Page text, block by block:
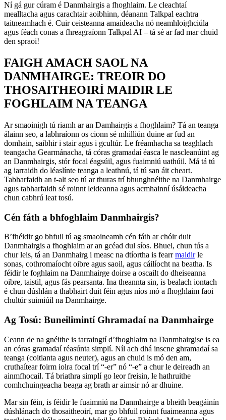
Ní gá gur cúram é Danmhairgis a fhoghlaim. Le cleachtaí
mealltacha agus carachtair aoibhinn, déanann Talkpal eachtra
taitneamhach é. Cuir ceisteanna amaideacha nó neamhloighciúla
agus féach conas a fhreagraíonn Talkpal AI – tá sé ar fad mar chuid
den spraoi!
FAIGH AMACH SAOL NA
DANMHAIRGE: TREOIR DO
THOSAITHEOIRÍ MAIDIR LE
FOGHLAIM NA TEANGA
Ar smaoinigh tú riamh ar an Damhairgis a fhoghlaim? Tá an teanga
álainn seo, a labhraíonn os cionn sé mhilliún duine ar fud an
domhain, saibhir i stair agus i gcultúr. Le fréamhacha sa teaghlach
teangacha Gearmánacha, tá córas gramadaí éasca le nascleanúint ag
an Danmhairgis, stór focal éagsúil, agus fuaimniú uathúil. Má tá tú
ag iarraidh do léaslínte teanga a leathnú, tá tú san áit cheart.
Tabharfaidh an t-alt seo tú ar thuras trí bhunghnéithe na Danmhairge
agus tabharfaidh sé roinnt leideanna agus acmhainní úsáideacha
chun cabhrú leat tosú.
Cén fáth a bhfoghlaim Danmhairgis?
B’fhéidir go bhfuil tú ag smaoineamh cén fáth ar chóir duit
Danmhairgis a fhoghlaim ar an gcéad dul síos. Bhuel, chun tús a
chur leis, tá an Danmhairg i measc na dtíortha is fearrmaidirle
sonas, cothromaíocht oibre agus saoil, agus cáilíocht na beatha. Is
féidir le foghlaim na Danmhairge doirse a oscailt do dheiseanna
oibre, taistil, agus fás pearsanta. Ina theannta sin, is bealach iontach
é chun dúshlán a thabhairt duit féin agus níos mó a fhoghlaim faoi
chultúr suimiúil na Danmhairge.
Ag Tosú: Buneilimintí Ghramadaí na Danmhairge
Ceann de na gnéithe is tarraingtí d’fhoghlaim na Danmhairgise is ea
an córas gramadaí réasúnta simplí. Níl ach dhá inscne ghramadaí sa
teanga (coitianta agus neuter), agus an chuid is mó den am,
cruthaítear foirm iolra focal trí “-er” nó “-e” a chur le deireadh an
ainmfhocail. Tá briathra simplí go leor freisin, le hathruithe
comhchuingeacha beaga ag brath ar aimsir nó ar dhuine.
Mar sin féin, is féidir le fuaimniú na Danmhairge a bheith beagáinín
dúshlánach do thosaitheoirí, mar go bhfuil roinnt fuaimeanna agus